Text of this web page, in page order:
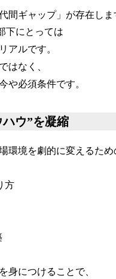
間ギャップ」が存在しま
下にとっては
アルです。
はなく、
や必須条件です。
ウ”を凝縮
環境を劇的に変えるため
方
身につけることで、